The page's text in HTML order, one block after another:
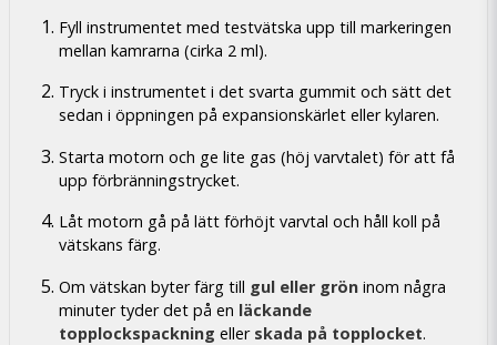
Fyll instrumentet med testvätska upp till markeringen
mellan kamrarna (cirka 2 ml).
Tryck i instrumentet i det svarta gummit och sätt det
sedan i öppningen på expansionskärlet eller kylaren.
Starta motorn och ge lite gas (höj varvtalet) för att få
upp förbränningstrycket.
Låt motorn gå på lätt förhöjt varvtal och håll koll på
vätskans färg.
Om vätskan byter färg till gul eller grön inom några
minuter tyder det på en läckande
topplockspackning eller skada på topplocket.